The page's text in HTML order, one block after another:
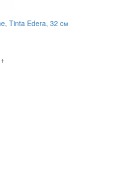
Tinta Edera, 32 cм
+